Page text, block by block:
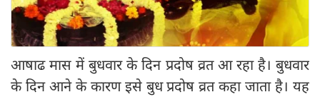
आषाढ मास में बुधवार के दिन प्रदोष व्रत आ रहा है। बुधवार
के दिन आने के कारण इसे बुध प्रदोष व्रत कहा जाता है। यह